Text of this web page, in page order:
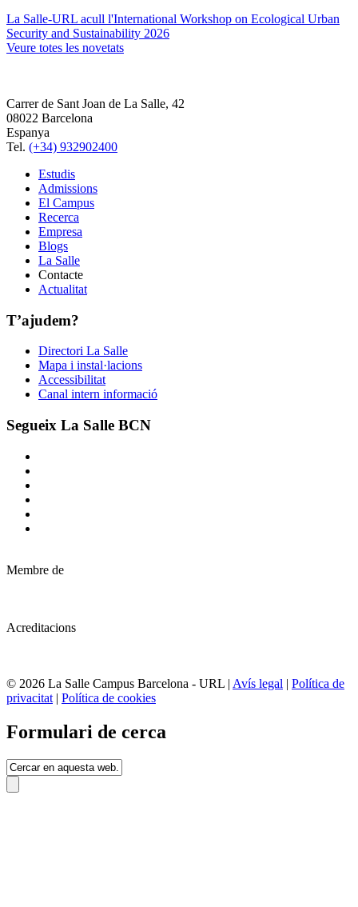
La Salle-URL acull l'International Workshop on Ecological Urban
Security and Sustainability 2026
Veure totes les novetats
Carrer de Sant Joan de La Salle, 42
08022 Barcelona
Espanya
Tel. (+34) 932902400
Estudis
Admissions
El Campus
Recerca
Empresa
Blogs
La Salle
Contacte
Actualitat
T’ajudem?
Directori La Salle
Mapa i instal·lacions
Accessibilitat
Canal intern informació
Segueix La Salle BCN
Membre de
Acreditacions
© 2026 La Salle Campus Barcelona - URL | Avís legal | Política de
privacitat | Política de cookies
Formulari de cerca